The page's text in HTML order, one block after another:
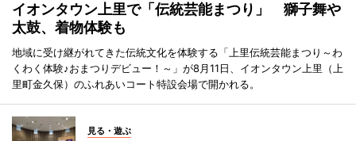
イオンタウン上里で「伝統芸能まつり」 獅子舞や
太鼓、着物体験も
地域に受け継がれてきた伝統文化を体験する「上里伝統芸能まつり～わ
くわく体験♪おまつりデビュー！～」が8月11日、イオンタウン上里（上
里町金久保）のふれあいコート特設会場で開かれる。
見る・遊ぶ